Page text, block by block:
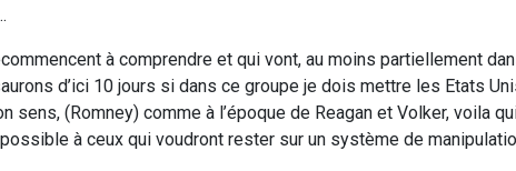
à comprendre et qui vont, au moins partiellement
d’ici 10 jours si dans ce groupe je dois mettre les Etats
sens, (Romney) comme à l’époque de Reagan et Volker, voila
à ceux qui voudront rester sur un système de